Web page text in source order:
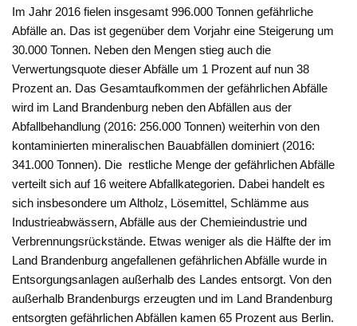
Im Jahr 2016 fielen insgesamt 996.000 Tonnen gefährliche
Abfälle an. Das ist gegenüber dem Vorjahr eine Steigerung um
30.000 Tonnen. Neben den Mengen stieg auch die
Verwertungsquote dieser Abfälle um 1 Prozent auf nun 38
Prozent an. Das Gesamtaufkommen der gefährlichen Abfälle
wird im Land Brandenburg neben den Abfällen aus der
Abfallbehandlung (2016: 256.000 Tonnen) weiterhin von den
kontaminierten mineralischen Bauabfällen dominiert (2016:
341.000 Tonnen). Die restliche Menge der gefährlichen Abfälle
verteilt sich auf 16 weitere Abfallkategorien. Dabei handelt es
sich insbesondere um Altholz, Lösemittel, Schlämme aus
Industrieabwässern, Abfälle aus der Chemieindustrie und
Verbrennungsrückstände. Etwas weniger als die Hälfte der im
Land Brandenburg angefallenen gefährlichen Abfälle wurde in
Entsorgungsanlagen außerhalb des Landes entsorgt. Von den
außerhalb Brandenburgs erzeugten und im Land Brandenburg
entsorgten gefährlichen Abfällen kamen 65 Prozent aus Berlin.